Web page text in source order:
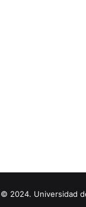
2024. Universidad